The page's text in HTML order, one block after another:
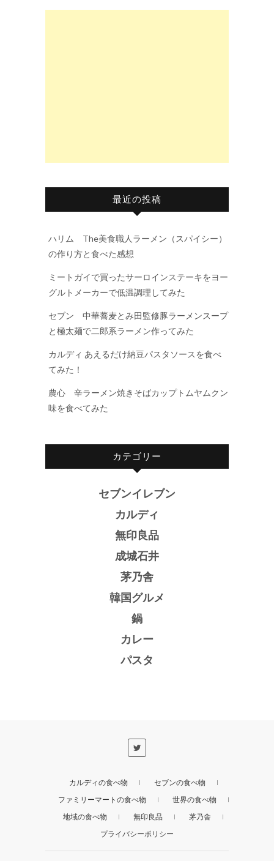
最近の投稿
ハリム The美食職人ラーメン（スパイシー）
の作り方と食べた感想
ミートガイで買ったサーロインステーキをヨー
グルトメーカーで低温調理してみた
セブン 中華蕎麦とみ田監修豚ラーメンスープ
と極太麺で二郎系ラーメン作ってみた
カルディ あえるだけ納豆パスタソースを食べ
てみた！
農心 辛ラーメン焼きそばカップトムヤムクン
味を食べてみた
カテゴリー
セブンイレブン
カルディ
無印良品
成城石井
茅乃舎
韓国グルメ
鍋
カレー
パスタ
カルディの食べ物
セブンの食べ物
ファミリーマートの食べ物
世界の食べ物
地域の食べ物
無印良品
茅乃舎
プライバシーポリシー